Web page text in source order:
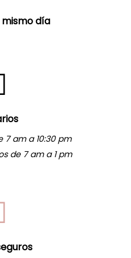
día
7 am a 10:30 pm
de 7 am a 1 pm